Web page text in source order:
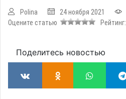
Polina 24 ноября 2021
Оцените статью
Рейтинг:
Поделитесь новостью